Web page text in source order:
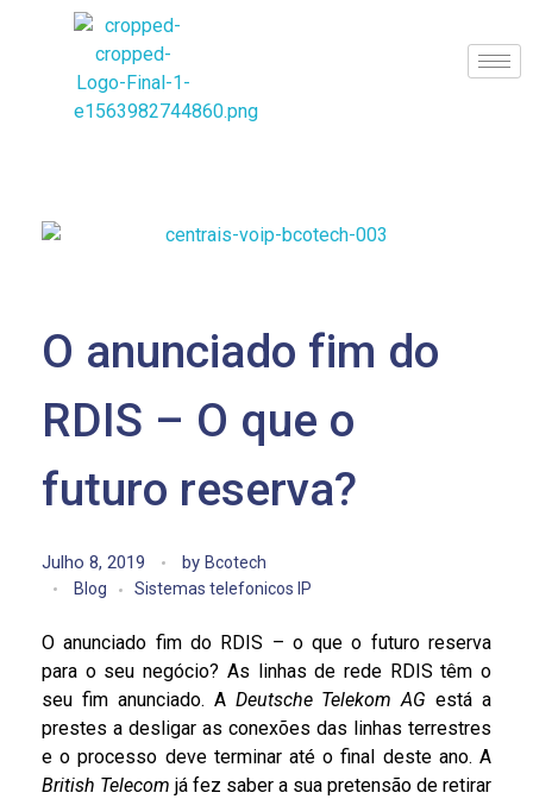
O anunciado fim do
RDIS – O que o
futuro reserva?
Julho 8, 2019 by Bcotech
Blog
Sistemas telefonicos IP
O anunciado fim do RDIS – o que o futuro reserva
para o seu negócio? As linhas de rede RDIS têm o
seu fim anunciado. A Deutsche Telekom AG está a
prestes a desligar as conexões das linhas terrestres
e o processo deve terminar até o final deste ano. A
British Telecom já fez saber a sua pretensão de retirar